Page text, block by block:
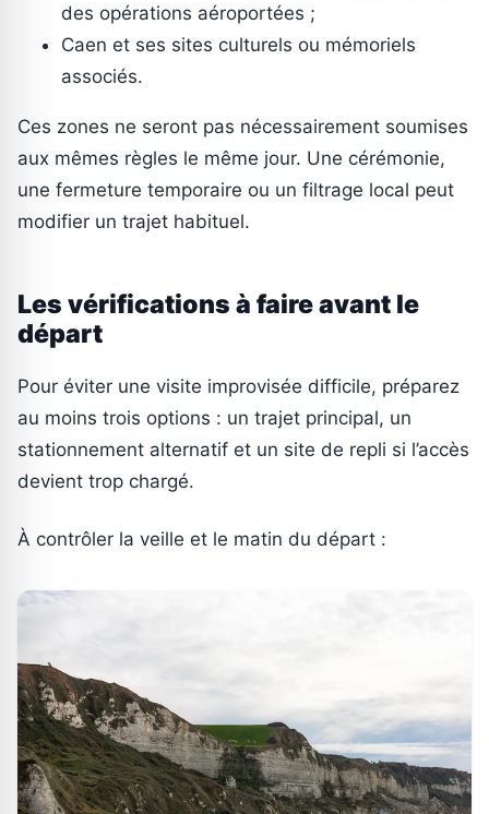
des opérations aéroportées ;
Caen et ses sites culturels ou mémoriels
associés.
Ces zones ne seront pas nécessairement soumises
aux mêmes règles le même jour. Une cérémonie,
une fermeture temporaire ou un filtrage local peut
modifier un trajet habituel.
Les vérifications à faire avant le
départ
Pour éviter une visite improvisée difficile, préparez
au moins trois options : un trajet principal, un
stationnement alternatif et un site de repli si l’accès
devient trop chargé.
À contrôler la veille et le matin du départ :